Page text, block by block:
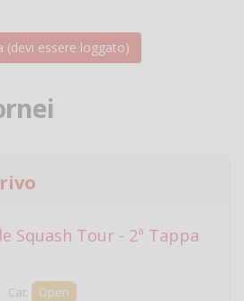
Squash Tour - 2ª Tappa
Cat:
Open